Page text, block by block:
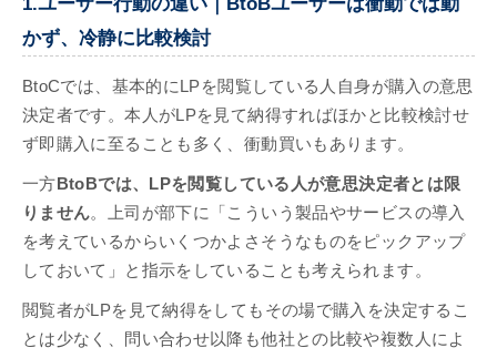
かず、冷静に比較検討
BtoCでは、基本的にLPを閲覧している人自身が購入の意思
決定者です。本人がLPを見て納得すればほかと比較検討せ
ず即購入に至ることも多く、衝動買いもあります。
一方 BtoBでは、LPを閲覧している人が意思決定者とは限
りません。上司が部下に「こういう製品やサービスの導入
を考えているからいくつかよさそうなものをピックアップ
しておいて」と指示をしていることも考えられます。
閲覧者がLPを見て納得をしてもその場で購入を決定するこ
とは少なく、問い合わせ以降も他社との比較や複数人によ